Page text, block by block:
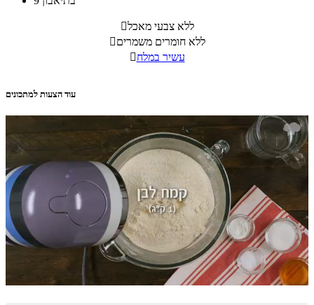
ללא צבעי מאכל
ללא חומרים משמרים
עשיר במלח
עוד הצעות למתכונים